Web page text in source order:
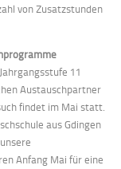
von Zusatzstunden
11
Austauschpartner
findet im Mai statt.
aus Gdingen
Anfang Mai für eine